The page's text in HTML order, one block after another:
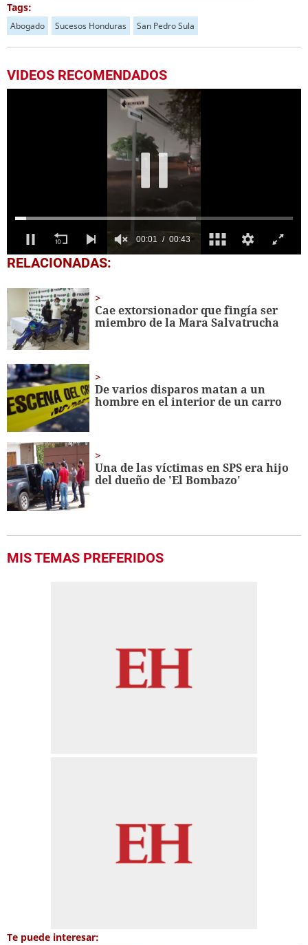
Tags:
Abogado Sucesos Honduras San Pedro Sula
VIDEOS RECOMENDADOS
0
seconds
43
seconds
RELACIONADAS:
Cae extorsionador que fingía ser
miembro de la Mara Salvatrucha
De varios disparos matan a un
hombre en el interior de un carro
Una de las víctimas en SPS era hijo
del dueño de 'El Bombazo'
MIS TEMAS PREFERIDOS
Te puede interesar: